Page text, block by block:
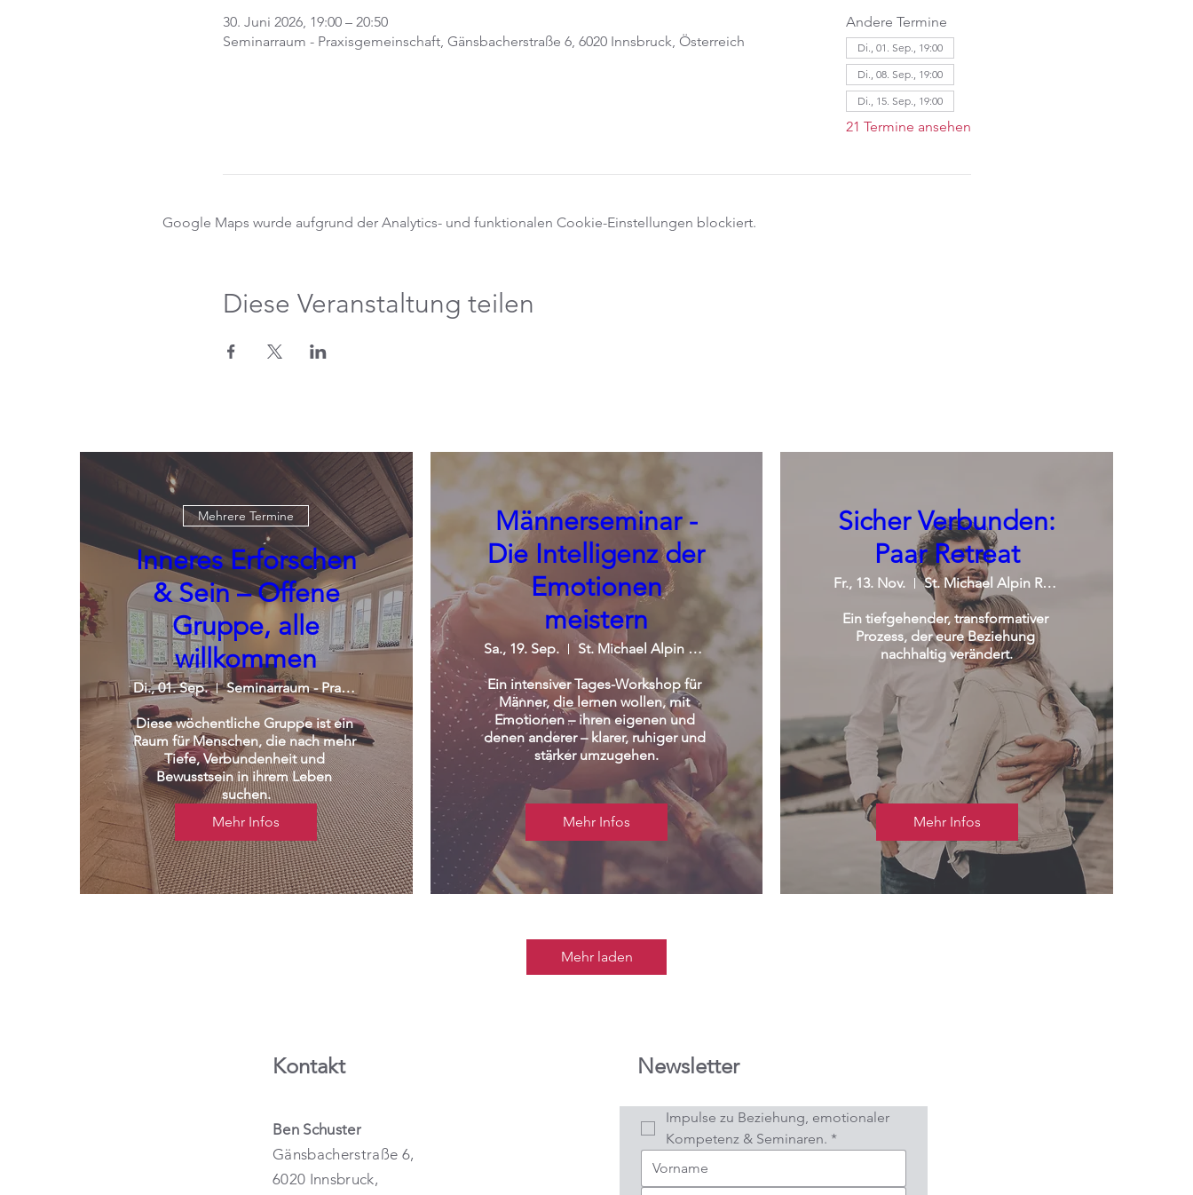
30. Juni 2026, 19:00 – 20:50
Seminarraum - Praxisgemeinschaft, Gänsbacherstraße 6, 6020 Innsbruck, Österreich
Andere Termine
Di., 01. Sep., 19:00
Di., 08. Sep., 19:00
Di., 15. Sep., 19:00
21 Termine ansehen
Google Maps wurde aufgrund der Analytics- und funktionalen Cookie-Einstellungen blockiert.
Diese Veranstaltung teilen
Mehrere Termine
Inneres Erforschen
& Sein – Offene
Gruppe, alle
willkommen
Di., 01. Sep. Seminarraum - Praxisgemeinschaft
Diese wöchentliche Gruppe ist ein
Raum für Menschen, die nach mehr
Tiefe, Verbundenheit und
Bewusstsein in ihrem Leben
suchen.
Mehr Infos
Männerseminar -
Die Intelligenz der
Emotionen
meistern
Sa., 19. Sep. St. Michael Alpin Retreat
Ein intensiver Tages-Workshop für
Männer, die lernen wollen, mit
Emotionen – ihren eigenen und
denen anderer – klarer, ruhiger und
stärker umzugehen.
Mehr Infos
Sicher Verbunden:
Paar Retreat
Fr., 13. Nov. St. Michael Alpin Retreat
Ein tiefgehender, transformativer
Prozess, der eure Beziehung
nachhaltig verändert.
Mehr Infos
Mehr laden
Kontakt Newsletter
Ben Schuster
Gänsbacherstraße 6,
6020 Innsbruck,
Impulse zu Beziehung, emotionaler
Kompetenz & Seminaren. *